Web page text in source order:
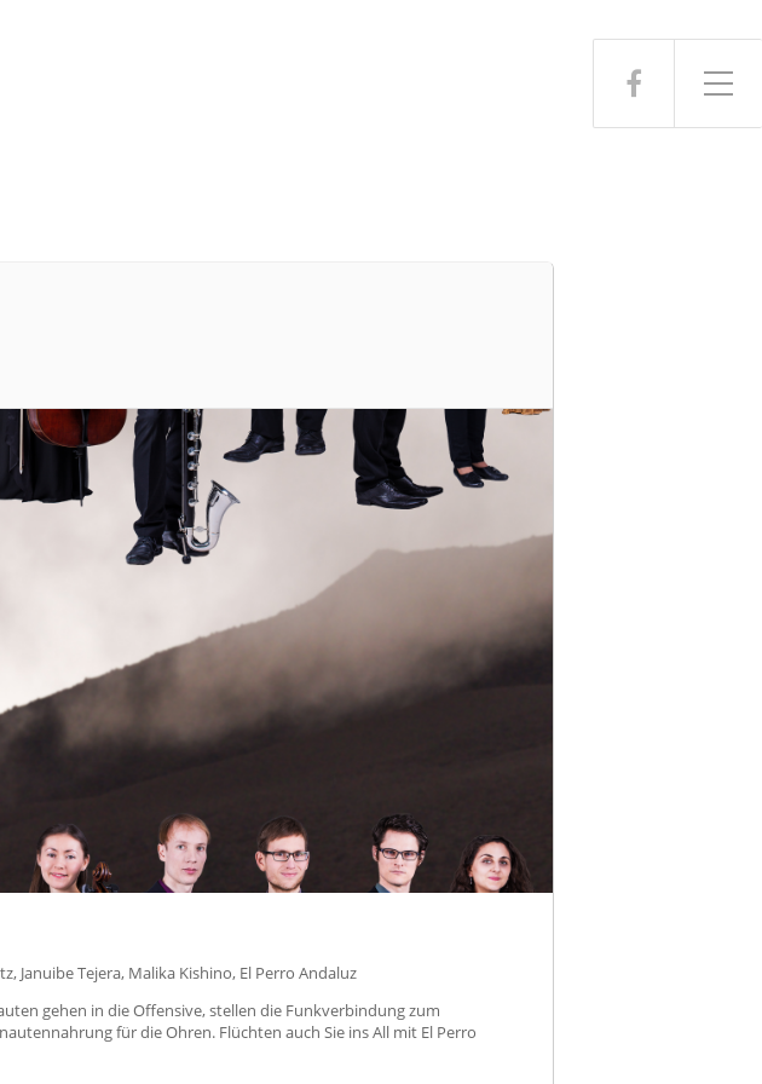
Toggle Side Menu
Januibe Tejera, Malika Kishino, El Perro Andaluz
gehen in die Offensive, stellen die Funkverbindung zum
für die Ohren. Flüchten auch Sie ins All mit El Perro